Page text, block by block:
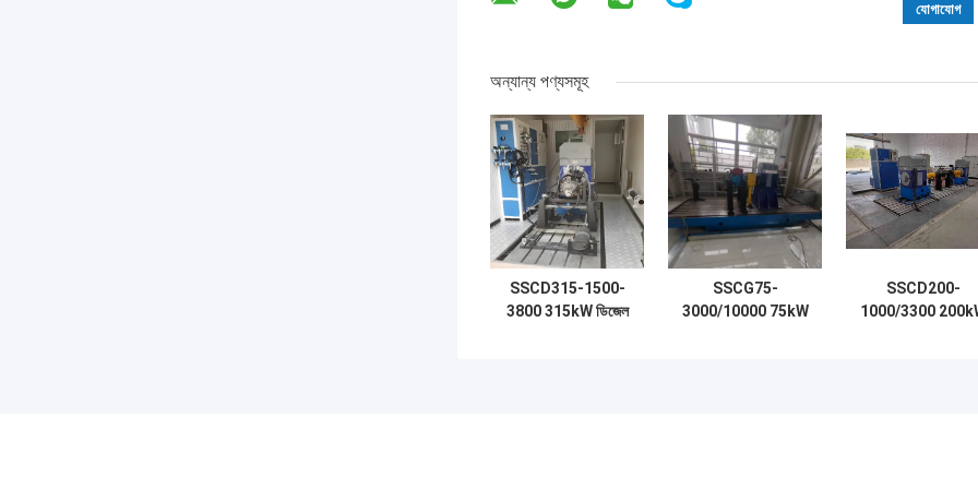
অন্যান্য পণ্যসমূহ
SSCD315-1500-
3800 315kW ডিজেল
SSCG75-
3000/10000 75kW
SSCD200-
1000/3300